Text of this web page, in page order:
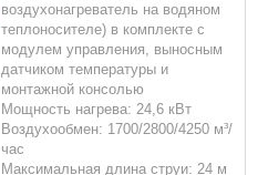
воздухонагреватель на водяном
теплоносителе) в комплекте с
модулем управления, выносным
датчиком температуры и
монтажной консолью
Мощность нагрева: 24,6 кВт
Воздухообмен: 1700/2800/4250 м³/
час
Максимальная длина струи: 24 м